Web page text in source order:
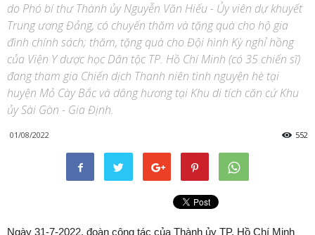
do Phó bí thư Thành ủy Nguyễn Văn Hiếu - Ủy viên dự khuyết
Trung ương Đảng, có chuyến thăm và tặng quà cho hộ gia
đình chính sách; thăm, tặng quà cho Đội hình Kỳ nghỉ hồng
của Viện Y dược học Dân tộc TP. Hồ Chí Minh (có 35 chiến sĩ)
đang tham gia Chiến dịch Thanh niên tình nguyện hè tại
huyện Mỏ Cày Bắc và dâng hương tại Khu di tích căn cứ Khu
ủy Sài Gòn - Gia Định.
01/08/2022 552
Ngày 31-7-2022, đoàn công tác của Thành ủy TP. Hồ Chí Minh